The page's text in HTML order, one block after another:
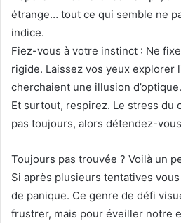
étrange… tout ce qui semble ne
indice.
Fiez-vous à votre instinct : Ne
rigide. Laissez vos yeux explorer
cherchaient une illusion d’optique.
Et surtout, respirez. Le stress du
pas toujours, alors détendez-
Toujours pas trouvée ? Voilà un
Si après plusieurs tentatives
de panique. Ce genre de défi
frustrer, mais pour éveiller notre